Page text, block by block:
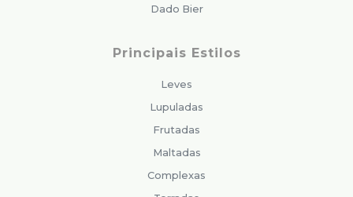
Dado Bier
Principais Estilos
Leves
Lupuladas
Frutadas
Maltadas
Complexas